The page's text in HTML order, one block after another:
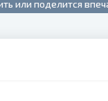
или поделится